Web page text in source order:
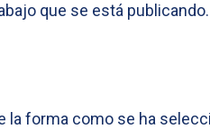
que se está
la forma como se ha